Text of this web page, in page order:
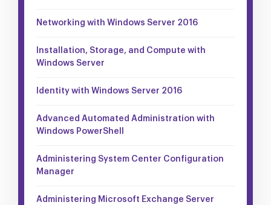
Networking with Windows Server 2016
Installation, Storage, and Compute with
Windows Server
Identity with Windows Server 2016
Advanced Automated Administration with
Windows PowerShell
Administering System Center Configuration
Manager
Administering Microsoft Exchange Server